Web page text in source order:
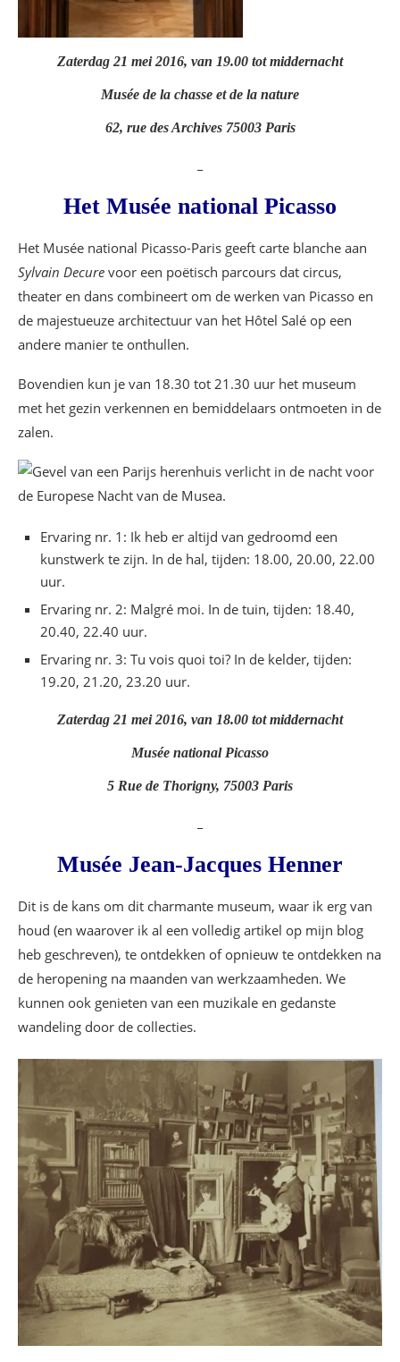
Zaterdag 21 mei 2016, van 19.00 tot middernacht
Musée de la chasse et de la nature
62, rue des Archives 75003 Paris
Het Musée national Picasso
Het Musée national Picasso-Paris geeft carte blanche aan
Sylvain Decure voor een poëtisch parcours dat circus,
theater en dans combineert om de werken van Picasso en
de majestueuze architectuur van het Hôtel Salé op een
andere manier te onthullen.
Bovendien kun je van 18.30 tot 21.30 uur het museum
met het gezin verkennen en bemiddelaars ontmoeten in de
zalen.
Ervaring nr. 1: Ik heb er altijd van gedroomd een
kunstwerk te zijn. In de hal, tijden: 18.00, 20.00, 22.00
uur.
Ervaring nr. 2: Malgré moi. In de tuin, tijden: 18.40,
20.40, 22.40 uur.
Ervaring nr. 3: Tu vois quoi toi? In de kelder, tijden:
19.20, 21.20, 23.20 uur.
Zaterdag 21 mei 2016, van 18.00 tot middernacht
Musée national Picasso
5 Rue de Thorigny, 75003 Paris
Musée Jean-Jacques Henner
Dit is de kans om dit charmante museum, waar ik erg van
houd (en waarover ik al een volledig artikel op mijn blog
heb geschreven), te ontdekken of opnieuw te ontdekken na
de heropening na maanden van werkzaamheden. We
kunnen ook genieten van een muzikale en gedanste
wandeling door de collecties.